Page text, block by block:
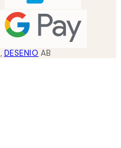
, DESENIO AB